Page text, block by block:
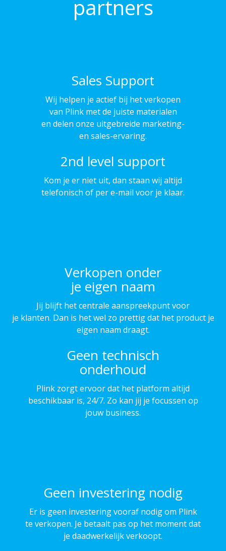
partners
Sales Support
Wij helpen je actief bij het verkopen
van Plink met de juiste materialen
en delen onze uitgebreide marketing-
en sales-ervaring.
2nd level support
Kom je er niet uit, dan staan wij altijd
telefonisch of per e-mail voor je klaar.
Verkopen onder
je eigen naam
Jij blijft het centrale aanspreekpunt voor
je klanten. Dan is het wel zo prettig dat het product je
eigen naam draagt.
Geen technisch
onderhoud
Plink zorgt ervoor dat het platform altijd
beschikbaar is, 24/7. Zo kan jij je focussen op
jouw business.
Geen investering nodig
Er is geen investering vooraf nodig om Plink
te verkopen. Je betaalt pas op het moment dat
je daadwerkelijk verkoopt.